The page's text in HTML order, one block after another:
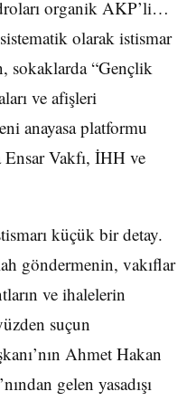
organik AKP’li…
olarak istismar
sokaklarda “Gençlik
ve afişleri
anayasa platformu
Ensar Vakfı, İHH ve
küçük bir detay.
göndermenin, vakıflar
ve ihalelerin
suçun
Ahmet Hakan
gelen yasadışı